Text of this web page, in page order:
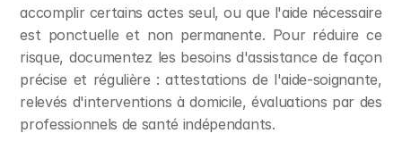
accomplir certains actes seul, ou que l'aide nécessaire
est ponctuelle et non permanente. Pour réduire ce
risque, documentez les besoins d'assistance de façon
précise et régulière : attestations de l'aide-soignante,
relevés d'interventions à domicile, évaluations par des
professionnels de santé indépendants.